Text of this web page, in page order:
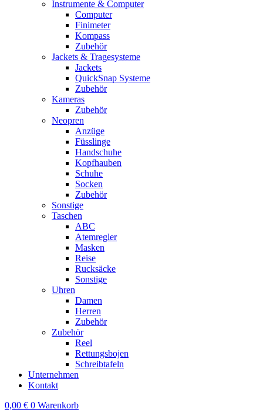
Instrumente & Computer
Computer
Finimeter
Kompass
Zubehör
Jackets & Tragesysteme
Jackets
QuickSnap Systeme
Zubehör
Kameras
Zubehör
Neopren
Anzüge
Füsslinge
Handschuhe
Kopfhauben
Schuhe
Socken
Zubehör
Sonstige
Taschen
ABC
Atemregler
Masken
Reise
Rucksäcke
Sonstige
Uhren
Damen
Herren
Zubehör
Zubehör
Reel
Rettungsbojen
Schreibtafeln
Unternehmen
Kontakt
0,00 € 0 Warenkorb